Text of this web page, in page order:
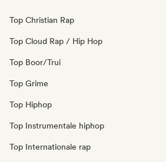
Top Christian Rap
Top Cloud Rap / Hip Hop
Top Boor/Trui
Top Grime
Top Hiphop
Top Instrumentale hiphop
Top Internationale rap